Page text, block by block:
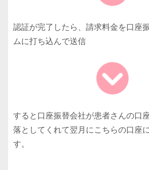
認証が完了したら、請求料金を口座
ムに打ち込んで送信
すると口座振替会社が患者さんの口
落としてくれて翌月にこちらの口座
す。